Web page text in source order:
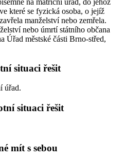
na matriční úřad, do jehož
které se fyzická osoba, o jejíž
manželství nebo zemřela.
nebo úmrtí státního občana
Úřad městské části Brno-střed,
situaci řešit
úřad.
situaci řešit
mít s sebou